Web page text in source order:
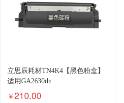
立思辰耗材TN4K4【黑色粉盒】
适用GA2630dn
￥210.00